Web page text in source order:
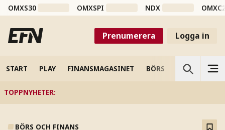
OMXS30 OMXSPI NDX
Prenumerera Logga in
START PLAY FINANSMAGASINET BÖRS VETENSKAP
TOPPNYHETER:
BÖRS OCH FINANS